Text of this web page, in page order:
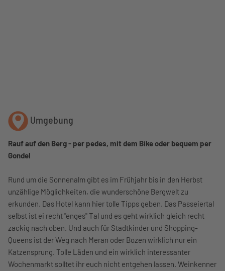
Umgebung
Rauf auf den Berg - per pedes, mit dem Bike oder bequem per
Gondel
Rund um die Sonnenalm gibt es im Frühjahr bis in den Herbst
unzählige Möglichkeiten, die wunderschöne Bergwelt zu
erkunden. Das Hotel kann hier tolle Tipps geben. Das Passeiertal
selbst ist ei recht "enges" Tal und es geht wirklich gleich recht
zackig nach oben. Und auch für Stadtkinder und Shopping-
Queens ist der Weg nach Meran oder Bozen wirklich nur ein
Katzensprung. Tolle Läden und ein wirklich interessanter
Wochenmarkt solltet ihr euch nicht entgehen lassen. Weinkenner